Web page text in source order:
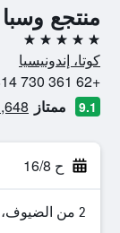
منتجع
5 نجوم
كوتا، إندونيسيا
+62 361 730 814
9.1 ممتاز 1,648 من التقييمات تم
ح 16/8
2 من الضيوف، غرفة واحدة